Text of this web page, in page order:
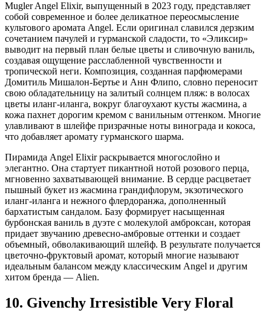
Mugler Angel Elixir, выпущенный в 2023 году, представляет
собой современное и более деликатное переосмысление
культового аромата Angel. Если оригинал славился дерзким
сочетанием пачулей и гурманской сладости, то «Эликсир»
выводит на первый план белые цветы и сливочную ваниль,
создавая ощущение расслабленной чувственности и
тропической неги. Композиция, созданная парфюмерами
Домитиль Мишалон-Бертье и Анн Флипо, словно переносит
свою обладательницу на залитый солнцем пляж: в волосах
цветы иланг-иланга, вокруг благоухают кусты жасмина, а
кожа пахнет дорогим кремом с ванильным оттенком. Многие
улавливают в шлейфе призрачные ноты винограда и кокоса,
что добавляет аромату гурманского шарма.
Пирамида Angel Elixir раскрывается многослойно и
элегантно. Она стартует пикантной нотой розового перца,
мгновенно захватывающей внимание. В сердце расцветает
пышный букет из жасмина грандифлорум, экзотического
иланг-иланга и нежного флердоранжа, дополненный
бархатистым сандалом. Базу формирует насыщенная
бурбонская ваниль в дуэте с молекулой амброксан, которая
придает звучанию древесно-амбровые оттенки и создает
объемный, обволакивающий шлейф. В результате получается
цветочно-фруктовый аромат, который многие называют
идеальным балансом между классическим Angel и другим
хитом бренда — Alien.
10. Givenchy Irresistible Very Floral